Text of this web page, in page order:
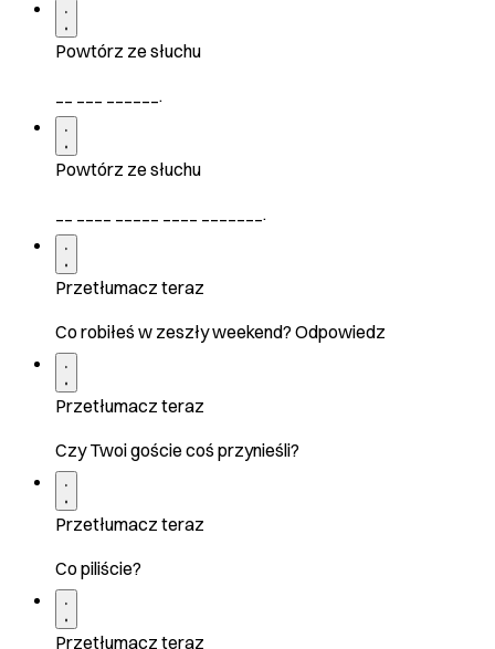
Powtórz ze słuchu
__ ___ ______.
Powtórz ze słuchu
__ ____ _____ ____ _______.
Przetłumacz teraz
Co robiłeś w zeszły weekend? Odpowiedz
Przetłumacz teraz
Czy Twoi goście coś przynieśli?
Przetłumacz teraz
Co piliście?
Przetłumacz teraz